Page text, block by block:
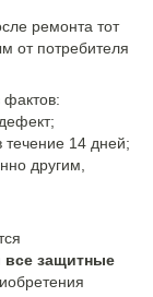
ремонта тот
от потребителя
фактов:
течение 14 дней;
другим,
все защитные